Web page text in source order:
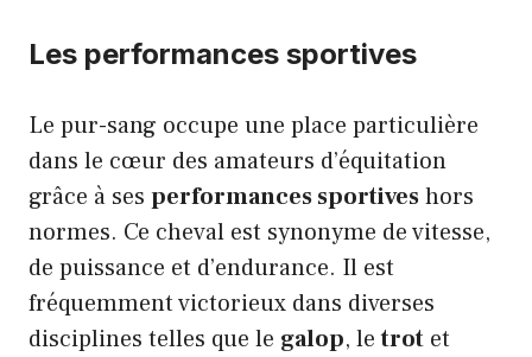
Les performances sportives
Le pur-sang occupe une place particulière
dans le cœur des amateurs d’équitation
grâce à ses performances sportiveshors
normes. Ce cheval est synonyme de vitesse,
de puissance et d’endurance. Il est
fréquemment victorieux dans diverses
disciplines telles que le galop, letrot et